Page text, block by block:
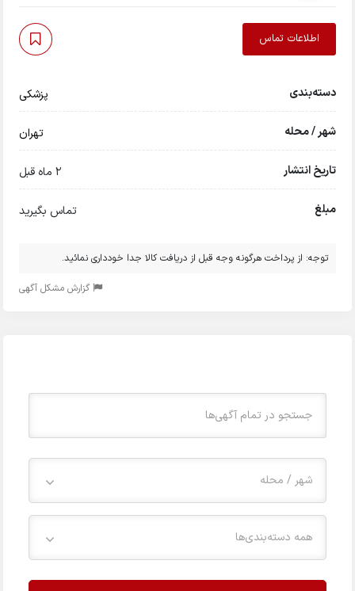
اطلاعات تماس
دسته‌بندی پزشکی
شهر / محله تهران
تاریخ انتشار 2 ماه قبل
مبلغ تماس بگیرید
توجه: از پرداخت هرگونه وجه قبل از دریافت کالا جدا خودداری نمائید.
گزارش مشکل آگهی
شهر / محله
همه دسته‌بندی‌ها